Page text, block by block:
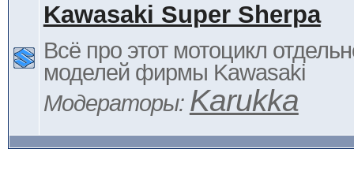
Kawasaki Super Sherpa
Всё про этот мотоцикл
моделей фирмы Kawasaki
Модераторы: Karukka